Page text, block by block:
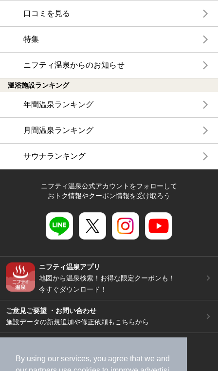
By using our services, you agree that we and
口コミを見る
特集
ニフティ温泉からのお知らせ
温浴施設ランキング
年間温泉ランキング
月間温泉ランキング
サウナランキング
ニフティ温泉公式アカウントをフォローして
おトク情報やクーポン情報を受け取ろう
ニフティ温泉アプリ
地図から温泉検索！お得な限定クーポンも！
今すぐダウンロード！
ご意見ご要望 ・お問い合わせ
施設データの新規追加や修正依頼もこちらから
加盟店募集（資料請求）
広告出稿のご案内